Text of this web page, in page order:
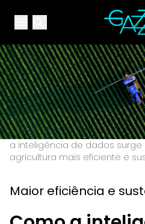
Open main menu
Your
a inteligência de dados
agricultura mais eficiente e
Maior eficiência e